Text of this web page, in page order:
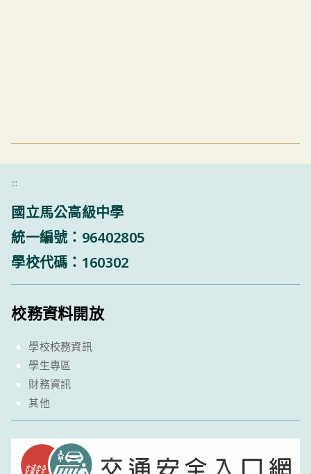
:::
國立馬公高級中學
統一編號：96402805
學校代碼：160302
校務資料開放
學校校務資訊
學生專區
財務資訊
其他